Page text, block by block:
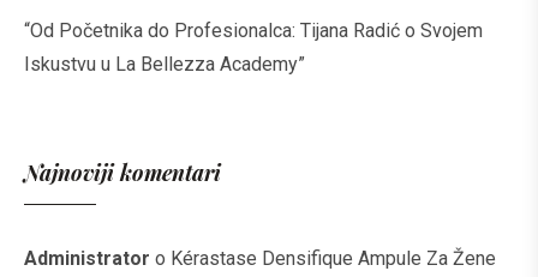
“Od Početnika do Profesionalca: Tijana Radić o Svojem
Iskustvu u La Bellezza Academy”
Najnoviji komentari
Administrator o Kérastase Densifique Ampule Za Žene